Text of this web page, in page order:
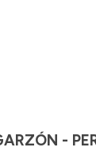
-